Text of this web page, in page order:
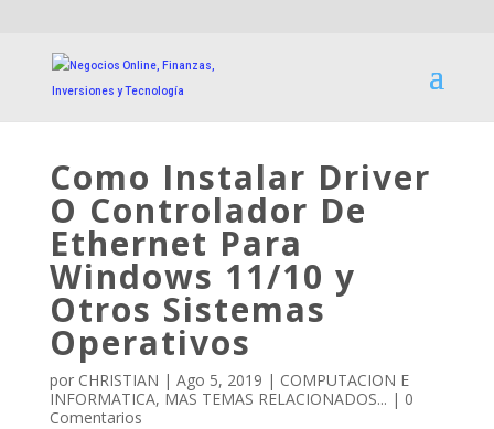
Como Instalar Driver
O Controlador De
Ethernet Para
Windows 11/10 y
Otros Sistemas
Operativos
por CHRISTIAN | Ago 5, 2019 | COMPUTACION E
INFORMATICA, MAS TEMAS RELACIONADOS... | 0
Comentarios